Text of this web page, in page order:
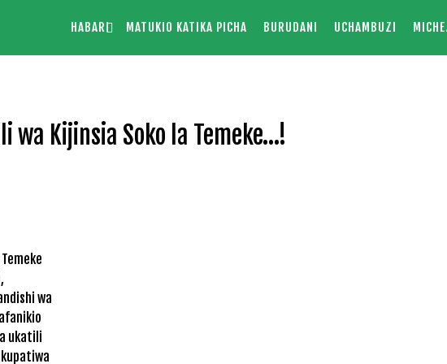
HABARI MATUKIO KATIKA PICHA BURUDANI UCHAMBUZI
wa Kijinsia Soko la Temeke…!